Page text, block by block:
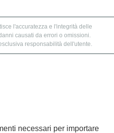
l'accuratezza e l'integrità delle
causati da errori o omissioni.
responsabilità dell'utente.
necessari per importare